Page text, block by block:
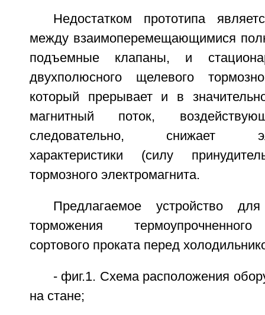
Недостатком прототипа
между взаимоперемещающимися
подъемные клапаны, и
двухполюсного щелевого
который прерывает и в
магнитный поток,
следовательно, снижает
характеристики (силу
тормозного электромагнита.
Предлагаемое устройство для
торможения
сортового проката перед
- фиг.1. Схема расположения
на стане;